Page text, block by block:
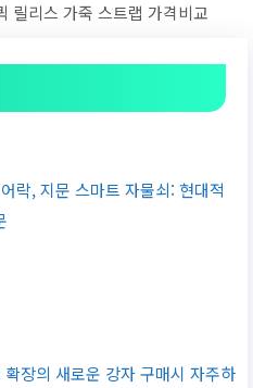
릴리스 가죽 스트랩 가격비교
락, 지문 스마트 자물쇠: 현대적
장의 새로운 강자 구매시 자주하